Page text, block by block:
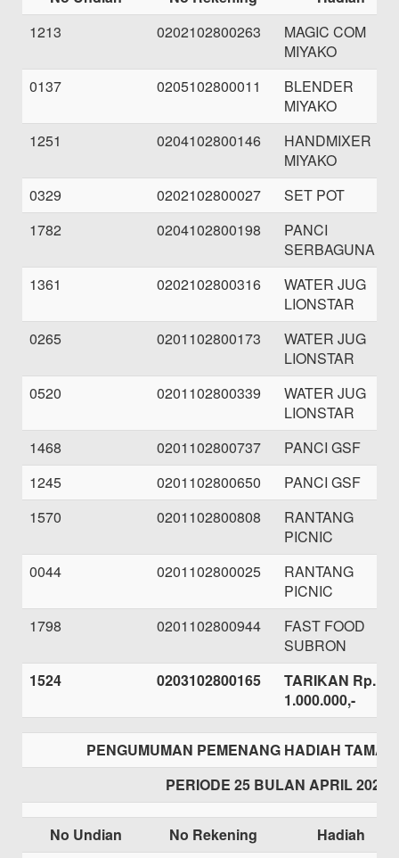
1213
0202102800263
MAGIC COM
MIYAKO
0137
0205102800011
BLENDER
MIYAKO
1251
0204102800146
HANDMIXER
MIYAKO
0329
0202102800027
SET POT
1782
0204102800198
PANCI
SERBAGUNA
1361
0202102800316
WATER JUG
LIONSTAR
0265
0201102800173
WATER JUG
LIONSTAR
0520
0201102800339
WATER JUG
LIONSTAR
1468
0201102800737
PANCI GSF
1245
0201102800650
PANCI GSF
1570
0201102800808
RANTANG
PICNIC
0044
0201102800025
RANTANG
PICNIC
1798
0201102800944
FAST FOOD
SUBRON
1524
0203102800165
TARIKAN Rp.
1.000.000,-
PENGUMUMAN PEMENANG HADIAH
PERIODE 25 BULAN APRIL 2021
No Undian No Rekening
Hadiah